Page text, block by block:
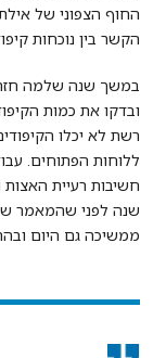
החוף הצפוני של
הקשר בין נוכחות
במשך שנה שלמה
ובדקו את כמות
רשת לא יכלו
ללוחות הפתוחים.
שנה לפני שהמאמר
ממשיכה גם היום